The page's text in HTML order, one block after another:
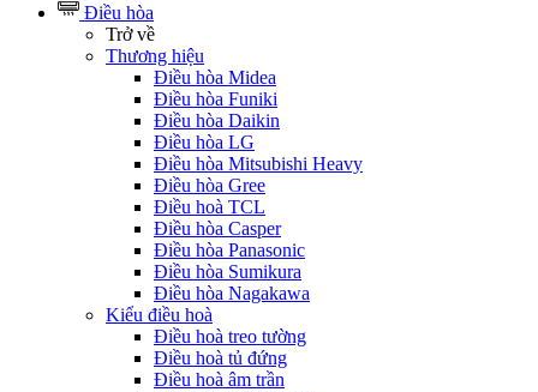
Điều hòa
Trở về
Thương hiệu
Điều hòa Midea
Điều hòa Funiki
Điều hòa Daikin
Điều hòa LG
Điều hòa Mitsubishi Heavy
Điều hòa Gree
Điều hoà TCL
Điều hòa Casper
Điều hòa Panasonic
Điều hòa Sumikura
Điều hòa Nagakawa
Kiểu điều hoà
Điều hoà treo tường
Điều hoà tủ đứng
Điều hoà âm trần